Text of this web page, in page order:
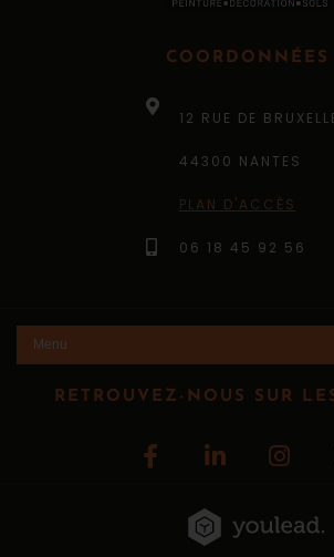
COORDONNÉES
12 RUE DE
44300 NANTES
PLAN D'ACCÈS
06 18 45 92 56
Menu
RETROUVEZ-NOUS SUR